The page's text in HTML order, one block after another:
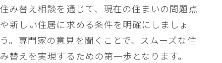
住み替え相談を通じて、現在の住まいの問題点
や新しい住居に求める条件を明確にしましょ
う。専門家の意見を聞くことで、スムーズな住
み替えを実現するための第一歩となります。